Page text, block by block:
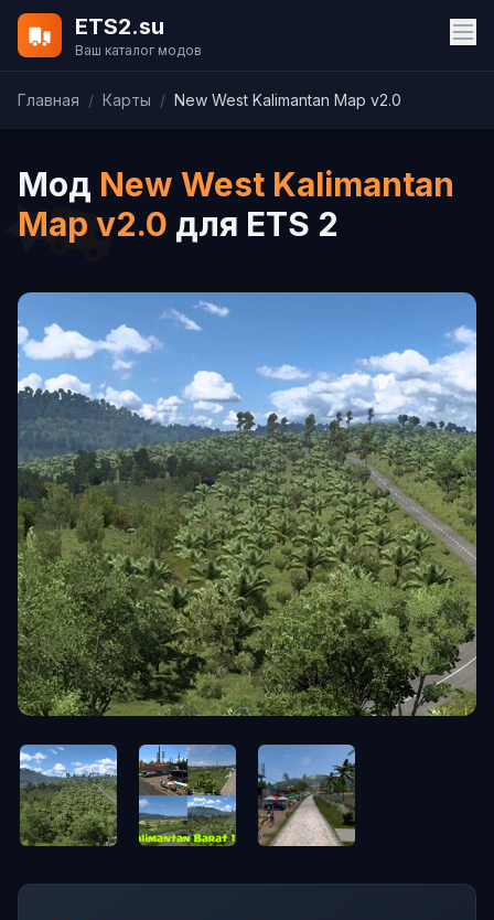
ETS2.su
Ваш каталог модов
Главная / Карты / New West Kalimantan Map v2.0
Мод New West Kalimantan
Map v2.0 для ETS 2